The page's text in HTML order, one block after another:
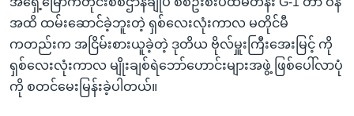
အထိ ထမ်းဆောင်ခဲ့ဘူးတဲ့ ရှစ်လေးလုံးကာလ မတိုင်မီ
ကတည်းက အငြိမ်းစားယူခဲ့တဲ့ ဒုတိယ ဗိုလ်မှူးကြီးအေးမြင့် ကို
ရှစ်လေးလုံးကာလ မျိုးချစ်ရဲဘော်ဟောင်းများအဖွဲ့ ဖြစ်ပေါ်လာပုံ
ကို စတင်မေးမြန်းခဲ့ပါတယ်။